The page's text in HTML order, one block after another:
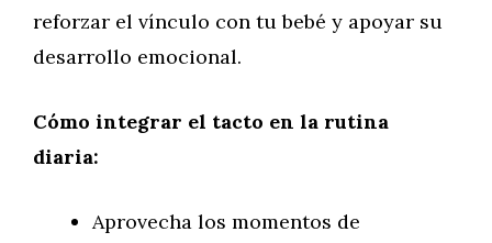
reforzar el vínculo con tu bebé y apoyar su
desarrollo emocional.
Cómo integrar el tacto en la rutina
diaria:
Aprovecha los momentos de